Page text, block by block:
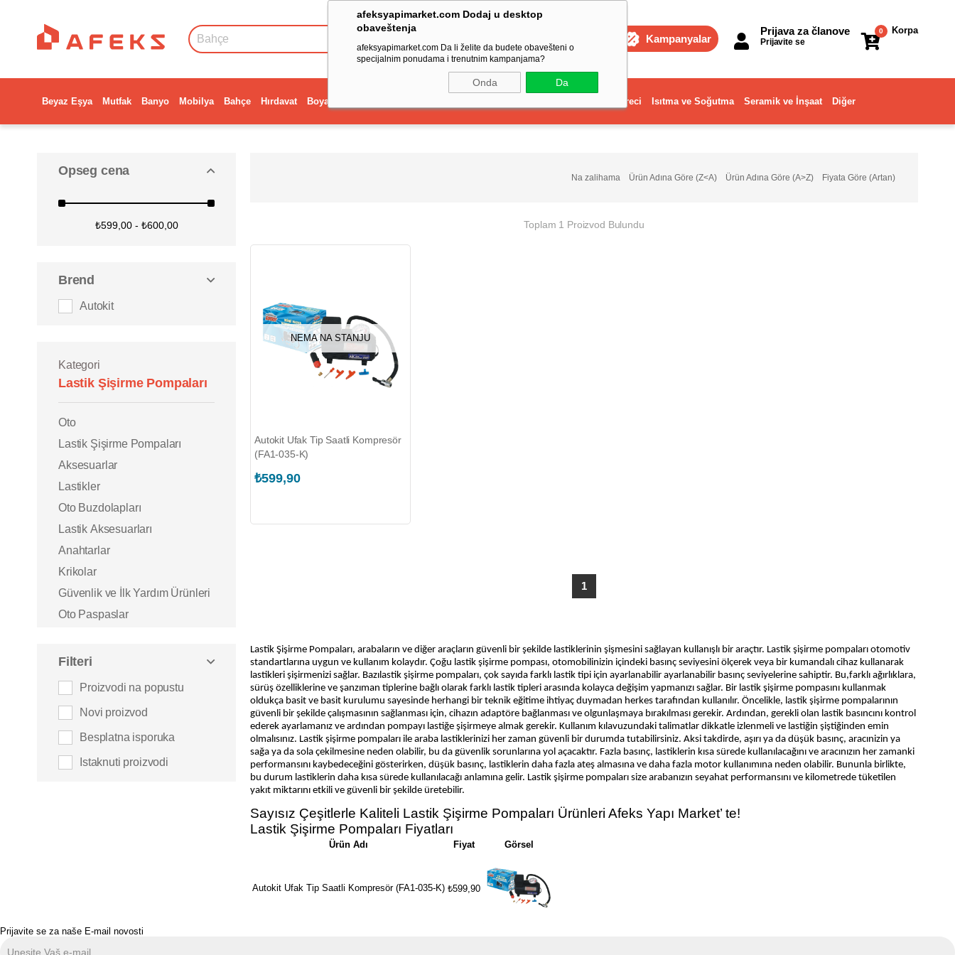
afeksyapimarket.com Dodaj u desktop
obaveštenja
afeksyapimarket.com Da li želite da budete obavešteni o
specijalnim ponudama i trenutnim kampanjama?
Onda Da
Kampanyalar
Korpa
0
Prijava za članove
Prijavite se
Beyaz Eşya Mutfak Banyo Mobilya Bahçe Hırdavat Boya Dekorasyon ve Ev Gereci Isıtma ve Soğutma Seramik ve İnşaat Diğer
Opseg cena
₺599,00 - ₺600,00
Brend
Autokit
Kategori
Lastik Şişirme Pompaları
Oto
Lastik Şişirme Pompaları
Aksesuarlar
Lastikler
Oto Buzdolapları
Lastik Aksesuarları
Anahtarlar
Krikolar
Güvenlik ve İlk Yardım Ürünleri
Oto Paspaslar
Kola ve Bardak Tutucular
Cam Silecek Uçları
Bezler ve Süngerler
Akü Takviye Kabloları ve
Cihazları
Filteri
Proizvodi na popustu
Novi proizvod
Besplatna isporuka
Istaknuti proizvodi
Fiyata Göre (Artan)
Ürün Adına Göre (A>Z)
Ürün Adına Göre (Z<A)
Na zalihama
Toplam 1 Proizvod Bulundu
NEMA NA STANJU
Autokit Ufak Tip Saatli Kompresör
(FA1-035-K)
₺599,90
1
Lastik Şişirme Pompaları, arabaların ve diğer araçların güvenli bir şekilde lastiklerinin şişmesini sağlayan kullanışlı bir araçtır. Lastik şişirme pompaları otomotiv
standartlarına uygun ve kullanım kolaydır. Çoğu lastik şişirme pompası, otomobilinizin içindeki basınç seviyesini ölçerek veya bir kumandalı cihaz kullanarak
lastikleri şişirmenizi sağlar. Bazılastik şişirme pompaları, çok sayıda farklı lastik tipi için ayarlanabilir ayarlanabilir basınç seviyelerine sahiptir. Bu,farklı ağırlıklara,
sürüş özelliklerine ve şanzıman tiplerine bağlı olarak farklı lastik tipleri arasında kolayca değişim yapmanızı sağlar. Bir lastik şişirme pompasını kullanmak
oldukça basit ve basit kurulumu sayesinde herhangi bir teknik eğitime ihtiyaç duymadan herkes tarafından kullanılır. Öncelikle, lastik şişirme pompalarının
güvenli bir şekilde çalışmasının sağlanması için, cihazın adaptöre bağlanması ve olgunlaşmaya bırakılması gerekir. Ardından, gerekli olan lastik basıncını kontrol
ederek ayarlamanız ve ardından pompayı lastiğe şişirmeye almak gerekir. Kullanım kılavuzundaki talimatlar dikkatle izlenmeli ve lastiğin şiştiğinden emin
olmalısınız. Lastik şişirme pompaları ile araba lastiklerinizi her zaman güvenli bir durumda tutabilirsiniz. Aksi takdirde, aşırı ya da düşük basınç, aracınizin ya
sağa ya da sola çekilmesine neden olabilir, bu da güvenlik sorunlarına yol açacaktır. Fazla basınç, lastiklerin kısa sürede kullanılacağını ve aracınızın her zamanki
performansını kaybedeceğini gösterirken, düşük basınç, lastiklerin daha fazla ateş almasına ve daha fazla motor kullanımına neden olabilir. Bununla birlikte,
bu durum lastiklerin daha kısa sürede kullanılacağı anlamına gelir. Lastik şişirme pompaları size arabanızın seyahat performansını ve kilometrede tüketilen
yakıt miktarını etkili ve güvenli bir şekilde üretebilir.
Sayısız Çeşitlerle Kaliteli Lastik Şişirme Pompaları Ürünleri Afeks Yapı Market’ te!
Lastik Şişirme Pompaları Fiyatları
Ürün Adı Fiyat Görsel
Autokit Ufak Tip Saatli Kompresör (FA1-035-K) ₺599,90
Prijavite se za naše E-mail novosti